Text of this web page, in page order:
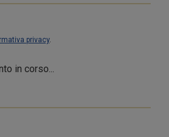
privacy.
in corso...